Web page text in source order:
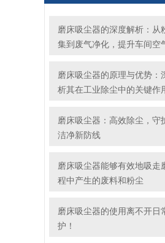
磨床吸尘器的深度解析：从
集到废气净化，提升车间空
磨床吸尘器的原理与优势：
析其在工业除尘中的关键作
磨床吸尘器：高效除尘，守
洁净新防线
磨床吸尘器能够有效地吸走
程中产生的废料和粉尘
磨床吸尘器的使用离不开日
护！